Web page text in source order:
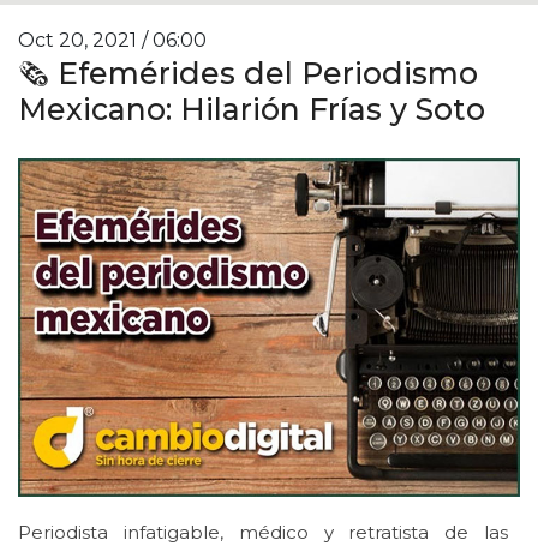
Oct 20, 2021 / 06:00
🗞 Efemérides del Periodismo
Mexicano: Hilarión Frías y Soto
Periodista infatigable, médico y retratista de las